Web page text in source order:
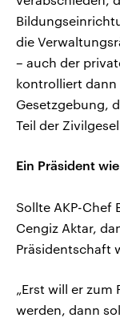
die
– auch der
kontrolliert dann
Gesetzgebung,
Teil der
Ein Präsident
Sollte AKP-Chef
Cengiz Aktar,
Präsidentschaft
„Erst will er zum
werden, dann